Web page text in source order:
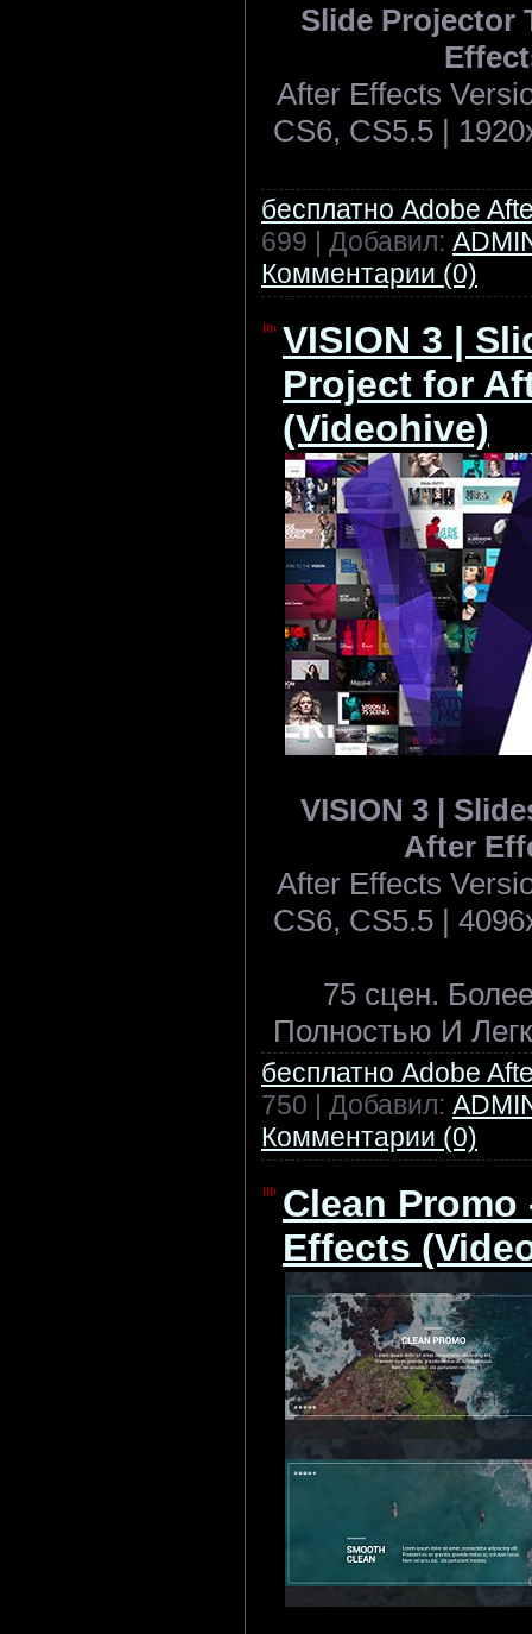
Slide Projector
After Effects
CS6, CS5.5 |
бесплатно Adobe
699 | Добавил:
Комментарии (0)
VISION 3 |
Project for
(Videohive)
VISION 3 |
After
After Effects
CS6, CS5.5 |
75 сцен.
Полностью И
бесплатно Adobe
750 | Добавил:
Комментарии (0)
Clean
Effects